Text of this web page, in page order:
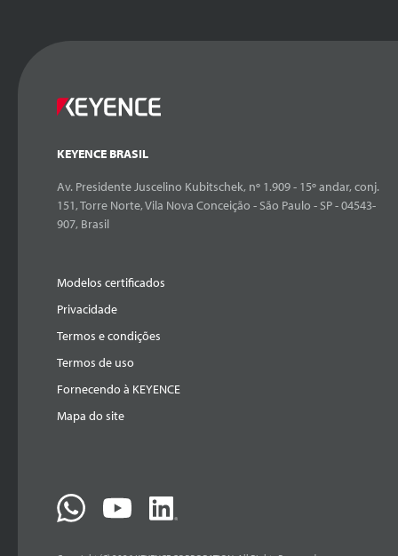
KEYENCE BRASIL
Av. Presidente Juscelino Kubitschek, nº 1.909 - 15º andar, conj.
151, Torre Norte, Vila Nova Conceição - São Paulo - SP - 04543-
907, Brasil
Modelos certificados
Privacidade
Termos e condições
Termos de uso
Fornecendo à KEYENCE
Mapa do site